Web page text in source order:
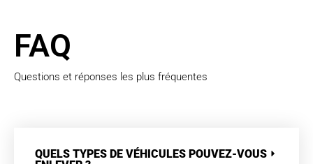
FAQ
Questions et réponses les plus fréquentes
QUELS TYPES DE VÉHICULES POUVEZ-VOUS